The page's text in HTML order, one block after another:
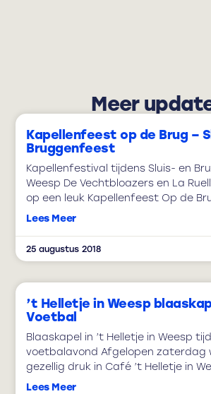
Meer
Kapellenfeest op de Brug –
Bruggenfeest
Kapellenfestival tijdens Sluis- en
Weesp De Vechtbloazers en La
op een leuk Kapellenfeest Op de
Lees Meer
25 augustus 2018
’t Helletje in Weesp
Voetbal
Blaaskapel in ’t Helletje in Weesp
voetbalavond Afgelopen zaterdag
gezellig druk in Café ’t Helletje in
Lees Meer